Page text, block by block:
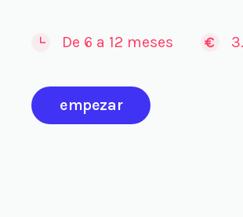
De 6 a 12 meses
empezar